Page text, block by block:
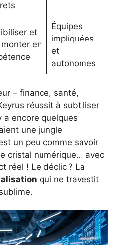
et
en
Équipes
impliquées
et
autonomes
– finance, santé,
réussit à subtiliser
a encore quelques
une jungle
un peu comme savoir
cristal numérique… avec
réel ! Le déclic ? La
qui ne travestit